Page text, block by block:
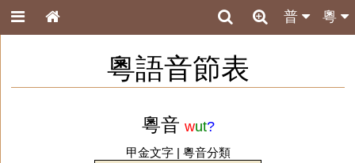
粵
普
粵語音節表
粵音 wut?
甲金文字| 粵音分類